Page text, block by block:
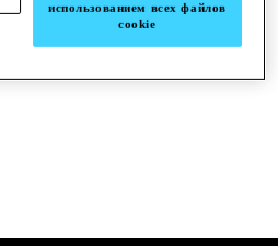
использованием всех файлов
cookie